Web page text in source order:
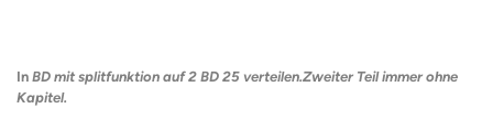
In BD mit splitfunktion auf 2 BD 25 verteilen.Zweiter Teil immer ohne
Kapitel.